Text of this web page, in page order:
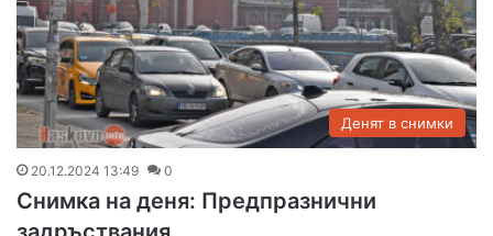
Денят в снимки
20.12.2024 13:49 0
Снимка на деня: Предпразнични